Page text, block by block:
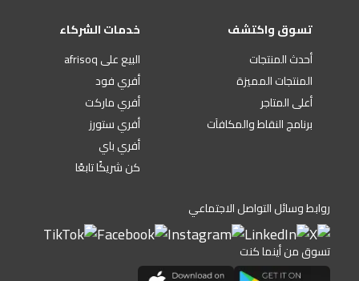
تسوق واكتشف
أحدث المنتجات
المنتجات المميزة
أعلى المتاجر
برنامج النقاط والمكافآت
خدمات الشركاء
البيع على afrisoq
أفري فود
أفري ماركت
أفري ستورز
أفري باي
كن شريكًا تابعًا
روابط وسائل التواصل الاجتماعي
تسوق من أينما كنت